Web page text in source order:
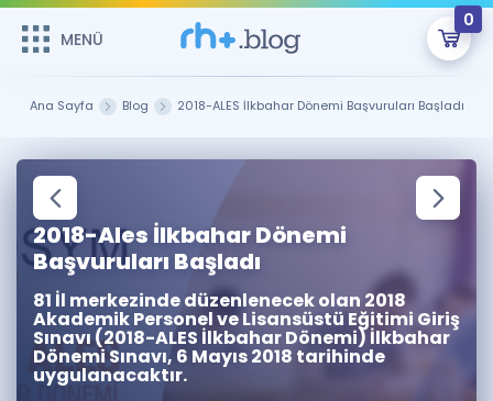
MENÜ
0
Şifremi Hatırlamıyorum
GİRİŞ YAP
ÜYE DEĞİLİM
Sepetin Şu An Boş.
Remzi Hoca ile seni sınava hazırlayacak onlarca eğitim seni
MENÜ
Çalışma Paketleri
Kitaplar ve Kaynaklar
Katılımcı Görüşleri
Faydalı Araçlar
Ana Sayfa Blog 2018-ALES İlkbahar Dönemi Başvuruları Başladı
2018-Ales İlkbahar Dönemi
Başvuruları Başladı
81 İl merkezinde düzenlenecek olan 2018
Akademik Personel ve Lisansüstü Eğitimi Giriş
Sınavı (2018-ALES İlkbahar Dönemi) İlkbahar
Dönemi Sınavı, 6 Mayıs 2018 tarihinde
uygulanacaktır.